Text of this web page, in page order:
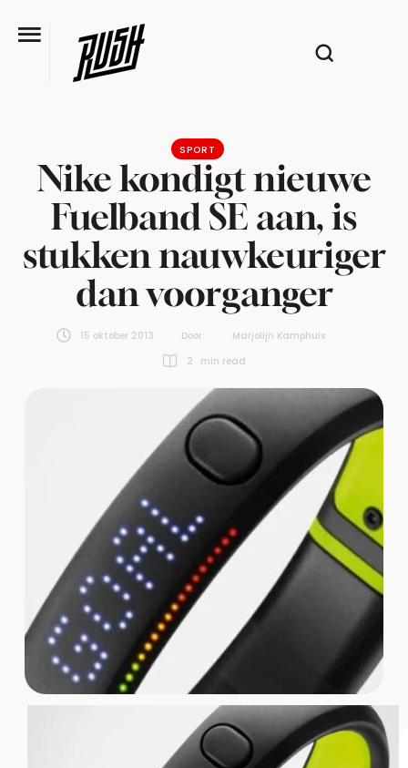
SPORT
Nike kondigt nieuwe
Fuelband SE aan, is
stukken nauwkeuriger
dan voorganger
15 oktober 2013 Door:
Marjolijn Kamphuis
2
min read